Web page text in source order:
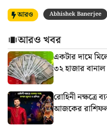
আরও Abhishek Banerjee
আরও খবর
একটার দামে
৩২ হাজার
রোহিনী নক্ষত্রে
আজকের